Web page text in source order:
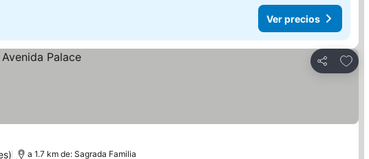
Ver precios
Compartir
a 1.7 km de: Sagrada Familia